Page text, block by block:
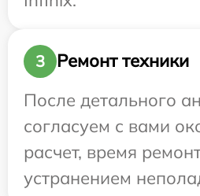
3
Ремонт техники
После детального
согласуем с вами
расчет, время
устранением